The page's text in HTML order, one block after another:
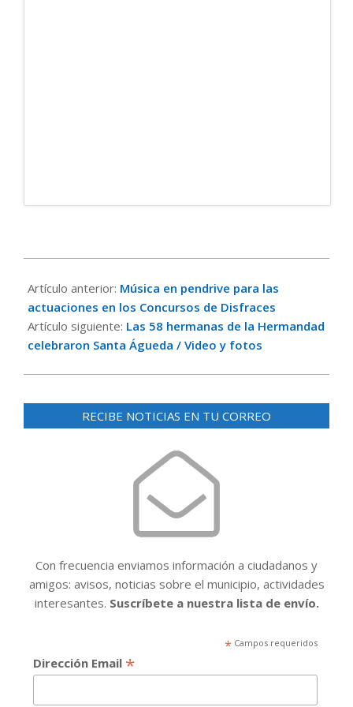
02-
17
Artículo anterior: Música en pendrive para las
actuaciones en los Concursos de Disfraces
Artículo siguiente: Las 58 hermanas de la Hermandad
celebraron Santa Águeda / Video y fotos
RECIBE NOTICIAS EN TU CORREO
Con frecuencia enviamos información a ciudadanos y
amigos: avisos, noticias sobre el municipio, actividades
interesantes. Suscríbete a nuestra lista de envío.
*Campos requeridos
Dirección Email *